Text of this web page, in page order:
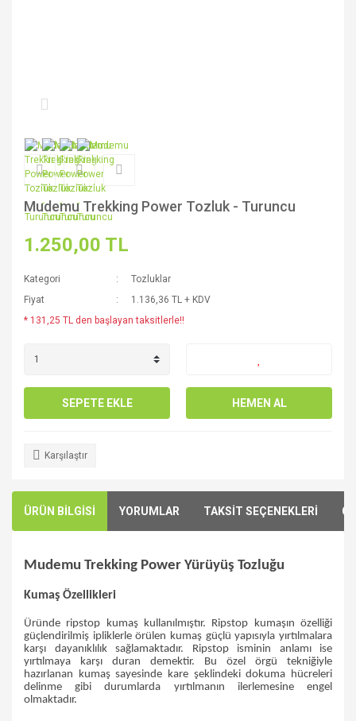
Mudemu Trekking Power Tozluk - Turuncu
1.250,00 TL
Kategori
Tozluklar
Fiyat
1.136,36 TL + KDV
* 131,25 TL den başlayan taksitlerle!!
SEPETE EKLE HEMEN AL
Karşılaştır
ÜRÜN BİLGİSİ YORUMLAR TAKSİT SEÇENEKLERİ
Mudemu Trekking Power Yürüyüş Tozluğu
Kumaş Özellikleri
Üründe ripstop kumaş kullanılmıştır. Ripstop kumaşın özelliği
güçlendirilmiş ipliklerle örülen kumaş güçlü yapısıyla yırtılmalara
karşı dayanıklılık sağlamaktadır. Ripstop isminin anlamı ise
yırtılmaya karşı duran demektir. Bu özel örgü tekniğiyle
hazırlanan kumaş sayesinde kare şeklindeki dokuma hücreleri
delinme gibi durumlarda yırtılmanın ilerlemesine engel
olmaktadır.